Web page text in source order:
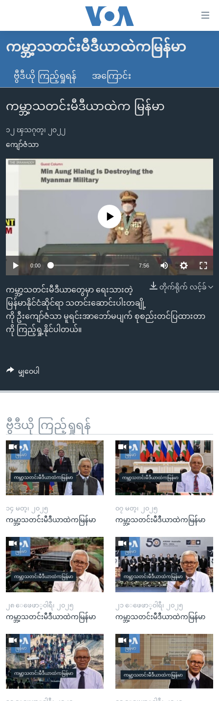
လွယ်ကူ
သည့်
များ
ပင်မ
အကြောင်းအရာ
အ
ညွန်း
သို့
ကျော်
ကြည့်
ရန်
ရှာဖွေ
ရန်
ကျော်
မူလစာမျက်နှာ
မြန်မာ
ကမ္ဘာ့သတင်းများ
နိုင်ငံတကာ
တရုတ်
အစ္စရေး-ပါလက်စတိုင်း
ဗွီဒီယို
ရပ်ဝန်းတခု လမ်းတခု အလွန်
အင်္ဂလိပ်စာလေ့လာမယ်
အမေရိကန်သုံးအီဒီယံ
မကြေးမုံရဲ့ အင်္ဂလိပ်စာ
အပတ်စဉ်ကဏ္ဍများ
ရေဒီယို
ရေဒီယိုနှင့်ရုပ်သံ အချက်အလက်များ
Learning English
ဗွီအိုအေ လူမှုကွန်ယက်များ
ဘာသာစကားများ
ကမ္ဘာ့သတင်းမီဒီယာထဲကမြန်မာ
ဗွီဒီယို ကြည့်ရှုရန် အကြောင်း
ကမ္ဘာ့သတင်းမီဒီယာထဲက မြန်မာ
၁၂ ၾသဂုတ္၊ ၂၀၂၂
ကျော်ဇံသာ
No media source currently available
0:00 7:56
တိုက်ရိုက် လင့်ခ်
ကမ္ဘာ့သတင်းမီဒီယာတွေမှာ ရေးသားတဲ့
မြန်မာနိုင်ငံဆိုင်ရာ သတင်းဆောင်းပါးတချို့
ကို ဦးကျော်ဇံသာ မူရင်းအာဘော်မပျက် စုစည်းတင်ပြထားတာ
ကို ကြည့်ရှု့နိုင်ပါတယ်။
မျှဝေပါ
ဗွီဒီယို ကြည့်ရှုရန်
၁၄ မတ္၊ ၂၀၂၅
ကမ္ဘာ့သတင်းမီဒီယာထဲကမြန်မာ
၀၇ မတ္၊ ၂၀၂၅
ကမ္ဘာ့သတင်းမီဒီယာထဲကမြန်မာ
၂၈ ေဖေဖာ္၀ါရီ၊ ၂၀၂၅
ကမ္ဘာ့သတင်းမီဒီယာထဲကမြန်မာ
၂၁ ေဖေဖာ္၀ါရီ၊ ၂၀၂၅
ကမ္ဘာ့သတင်းမီဒီယာထဲကမြန်မာ